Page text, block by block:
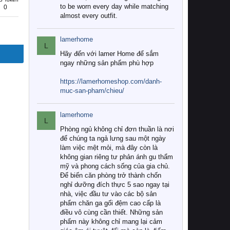
0
to be worn every day while matching
almost every outfit.
L
lamerhome
Hãy đến với lamer Home để sắm
ngay những sản phẩm phù hợp
https://lamerhomeshop.com/danh-
muc-san-pham/chieu/
L
lamerhome
Phòng ngủ không chỉ đơn thuần là nơi
để chúng ta ngả lưng sau một ngày
làm việc mệt mỏi, mà đây còn là
không gian riêng tư phản ánh gu thẩm
mỹ và phong cách sống của gia chủ.
Để biến căn phòng trở thành chốn
nghỉ dưỡng đích thực 5 sao ngay tại
nhà, việc đầu tư vào các bộ sản
phẩm chăn ga gối đệm cao cấp là
điều vô cùng cần thiết. Những sản
phẩm này không chỉ mang lại cảm